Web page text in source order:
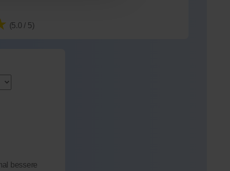
(5.0 / 5)
bessere